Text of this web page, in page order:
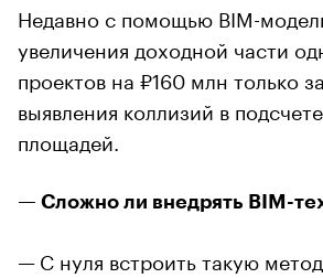
Недавно с помощью BIM-
увеличения доходной части
проектов на ₽160 млн только
выявления коллизий в
площадей.
— Сложно ли внедрять BIM-
—С нуля встроить такую